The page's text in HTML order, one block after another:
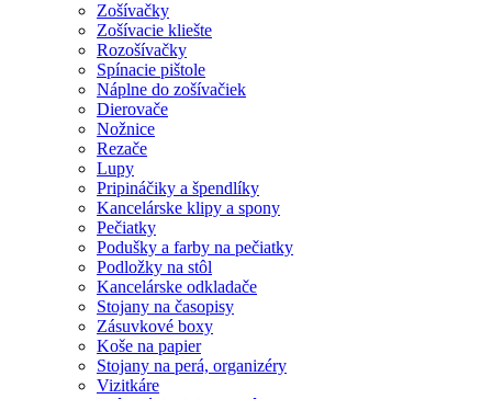
Zošívačky
Zošívacie kliešte
Rozošívačky
Spínacie pištole
Náplne do zošívačiek
Dierovače
Nožnice
Rezače
Lupy
Pripináčiky a špendlíky
Kancelárske klipy a spony
Pečiatky
Podušky a farby na pečiatky
Podložky na stôl
Kancelárske odkladače
Stojany na časopisy
Zásuvkové boxy
Koše na papier
Stojany na perá, organizéry
Vizitkáre